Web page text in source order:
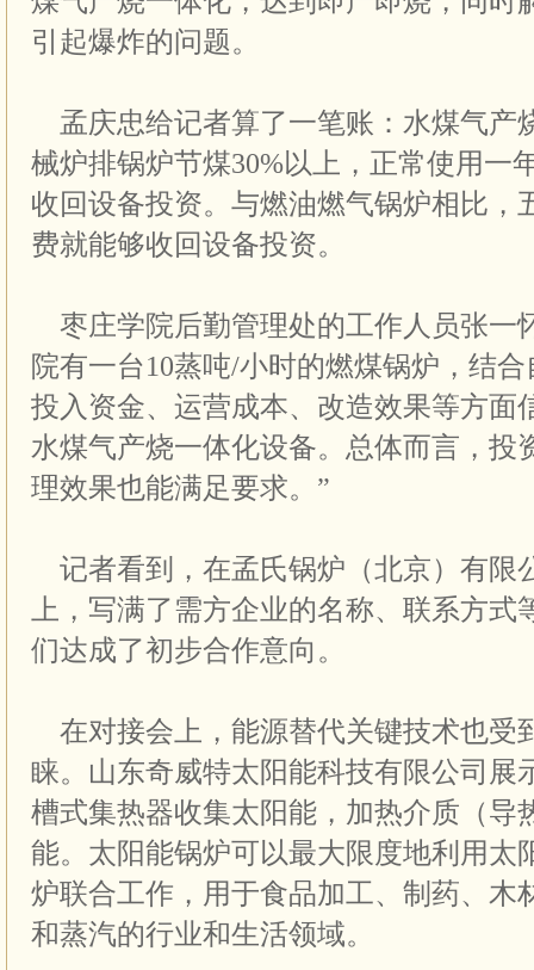
引起爆炸的问题。
孟庆忠给记者算了一笔账：水煤气产
械炉排锅炉节煤30%以上，正常使用一
收回设备投资。与燃油燃气锅炉相比，
费就能够收回设备投资。
枣庄学院后勤管理处的工作人员张一
院有一台10蒸吨/小时的燃煤锅炉，结
投入资金、运营成本、改造效果等方面
水煤气产烧一体化设备。总体而言，投
理效果也能满足要求。”
记者看到，在孟氏锅炉（北京）有限
上，写满了需方企业的名称、联系方
们达成了初步合作意向。
在对接会上，能源替代关键技术也受
睐。山东奇威特太阳能科技有限公司展
槽式集热器收集太阳能，加热介质（导
能。太阳能锅炉可以最大限度地利用太
炉联合工作，用于食品加工、制药、木
和蒸汽的行业和生活领域。